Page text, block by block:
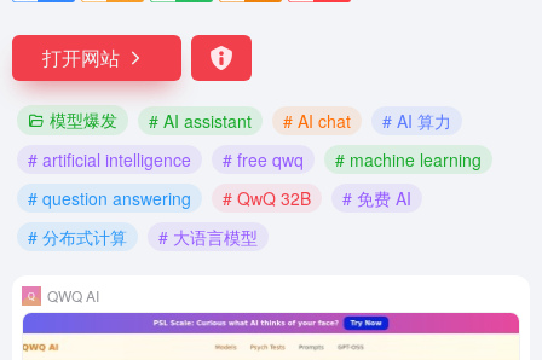
打开网站
模型爆发 # AI assistant # AI chat
# AI 算力
# artificial intelligence
# free qwq
# machine learning
# question answering
# QwQ 32B
# 免费 AI
# 分布式计算
# 大语言模型
QWQ AI